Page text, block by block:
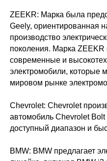
ZEEKR: Марка была
Geely, ориентированная
производство
поколения. Марка
современные и
электромобили, которые
мировом рынке
Chevrolet: Chevrolet
автомобиль Chevrolet Bolt
доступный диапазон и
BMW: BMW предлагает